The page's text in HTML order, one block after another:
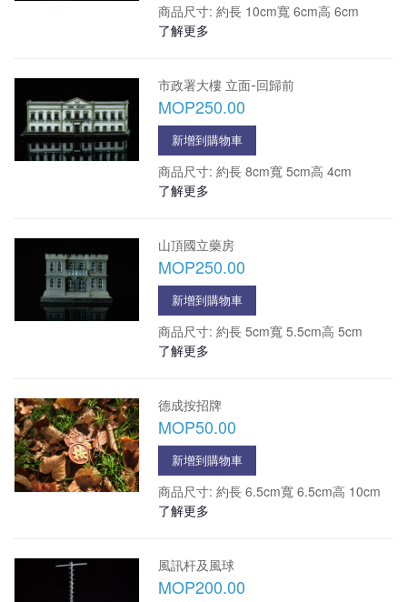
商品尺寸: 約長 10cm寬 6cm高 6cm
了解更多
市政署大樓 立面-回歸前
MOP250.00
新增到購物車
商品尺寸: 約長 8cm寬 5cm高 4cm
了解更多
山頂國立藥房
MOP250.00
新增到購物車
商品尺寸: 約長 5cm寬 5.5cm高 5cm
了解更多
德成按招牌
MOP50.00
新增到購物車
商品尺寸: 約長 6.5cm寬 6.5cm高 10cm
了解更多
風訊杆及風球
MOP200.00